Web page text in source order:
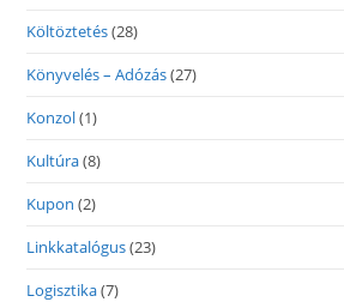
Költöztetés(28)
Könyvelés – Adózás(27)
Konzol(1)
Kultúra(8)
Kupon (2)
Linkkatalógus(23)
Logisztika(7)